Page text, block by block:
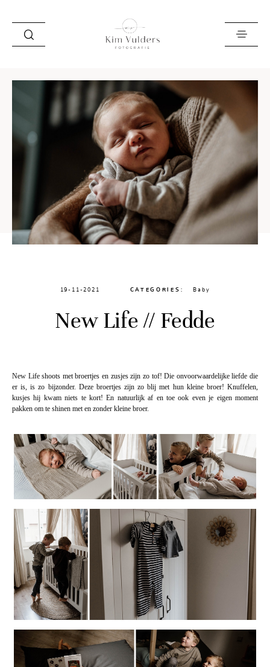
LOOKBOOK
INFO EN PRIJZEN
LEREN
ZAKELIJK
19-11-2021 CATEGORIES: Baby
New Life // Fedde
New Life shoots met broertjes en zusjes zijn zo tof! Die onvoorwaardelijke liefde die
er is, is zo bijzonder. Deze broertjes zijn zo blij met hun kleine broer! Knuffelen,
kusjes hij kwam niets te kort! En natuurlijk af en toe ook even je eigen moment
pakken om te shinen met en zonder kleine broer.